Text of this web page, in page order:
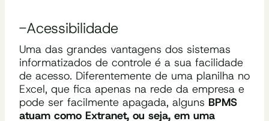
-Acessibilidade
Uma das grandes vantagens dos sistemas
informatizados de controle é a sua facilidade
de acesso. Diferentemente de uma planilha no
Excel, que fica apenas na rede da empresa e
pode ser facilmente apagada, alguns BPMS
atuam como Extranet, ou seja, em uma